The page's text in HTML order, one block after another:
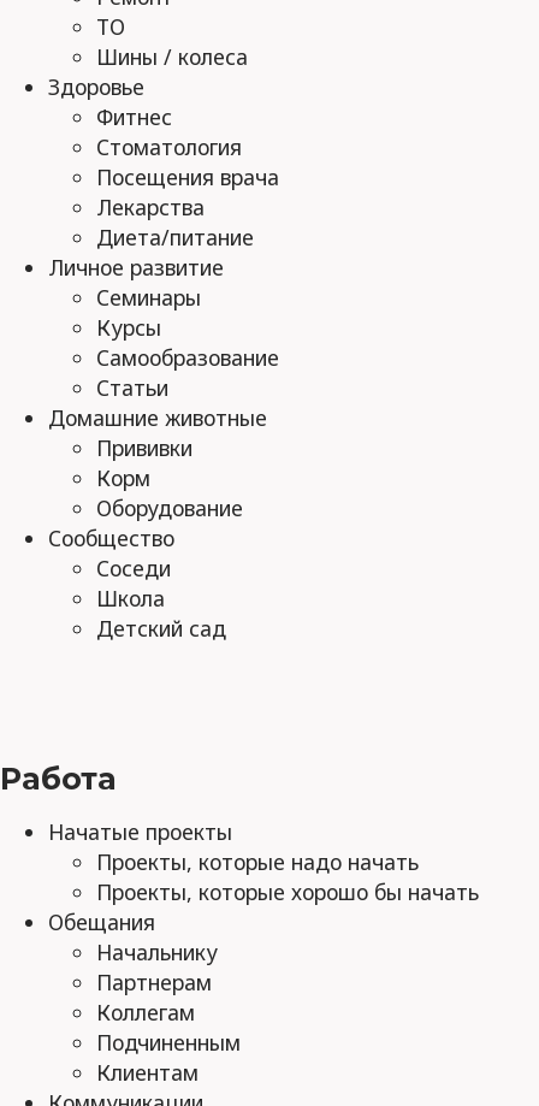
ТО
Шины / колеса
Здоровье
Фитнес
Стоматология
Посещения врача
Лекарства
Диета/питание
Личное развитие
Семинары
Курсы
Самообразование
Статьи
Домашние животные
Прививки
Корм
Оборудование
Сообщество
Соседи
Школа
Детский сад
Работа
Начатые проекты
Проекты, которые надо начать
Проекты, которые хорошо бы начать
Обещания
Начальнику
Партнерам
Коллегам
Подчиненным
Клиентам